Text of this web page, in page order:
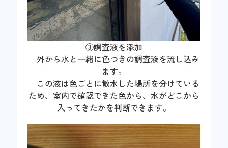
③調査液を添加
外から水と一緒に色つきの調査液を流し込み
ます。
この液は色ごとに散水した場所を分けている
ため、室内で確認できた色から、水がどこから
入ってきたかを判断できます。